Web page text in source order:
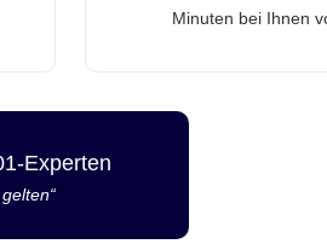
Minuten bei Ihnen
Experten